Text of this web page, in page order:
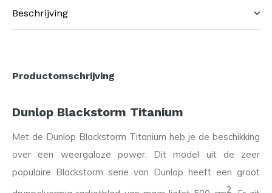
Beschrijving
Productomschrijving
Dunlop Blackstorm Titanium
Met de Dunlop Blackstorm Titanium heb je de beschikking
over een weergaloze power. Dit model uit de zeer
populaire Blackstorm serie van Dunlop heeft een groot
2